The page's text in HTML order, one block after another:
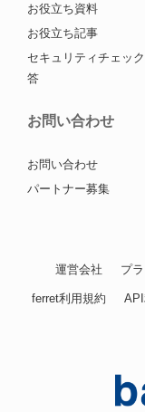
お役立ち資料
お役立ち記事
セキュリティチェッ
答
お問い合わせ
お問い合わせ
パートナー募集
運営会社 プ
ferret利用規約